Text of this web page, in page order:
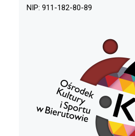
NIP: 911-182-80-89